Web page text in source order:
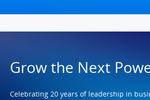
Grow the Next
Celebrating 20 years of leadership in